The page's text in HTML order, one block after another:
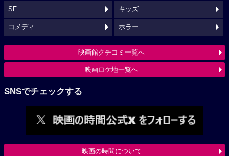
SF キッズ
コメディ ホラー
映画館クチコミ一覧へ
映画ロケ地一覧へ
SNSでチェックする
映画の時間について